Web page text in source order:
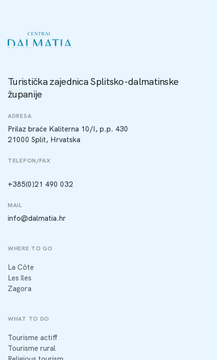
Turistička zajednica Splitsko-dalmatinske
županije
ADRESA
Prilaz braće Kaliterna 10/I, p.p. 430
21000 Split, Hrvatska
TELEFON/FAX
+385(0)21 490 032
MAIL
info@dalmatia.hr
WHERE TO GO
La Côte
Les îles
Zagora
WHAT TO DO
Tourisme actiff
Tourisme rural